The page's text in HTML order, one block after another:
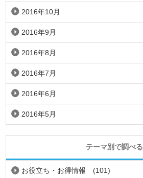
2016年10月
2016年9月
2016年8月
2016年7月
2016年6月
2016年5月
テーマ別で調べる
お役立ち・お得情報 (101)